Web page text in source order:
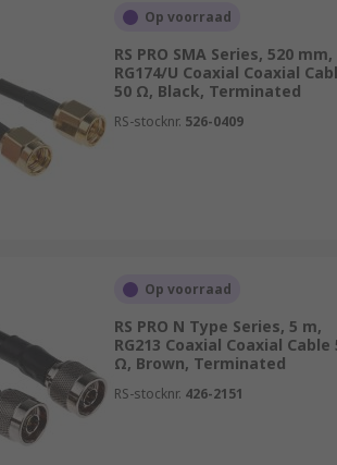
Op voorraad
RS PRO SMA Series, 520 mm,
RG174/U Coaxial Coaxial
50 Ω, Black, Terminated
RS-stocknr. 526-0409
Op voorraad
RS PRO N Type Series, 5 m,
RG213 Coaxial Coaxial Cable
Ω, Brown, Terminated
RS-stocknr. 426-2151